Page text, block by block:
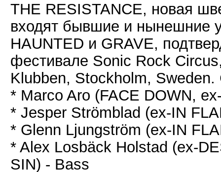
THE RESISTANCE, новая
входят бывшие и нынешние
HAUNTED и GRAVE,
фестивале Sonic Rock
Klubben, Stockholm,
* Marco Aro (FACE DOWN,
* Jesper Strömblad (ex-IN
* Glenn Ljungström (ex-IN
* Alex Losbäck Holstad (ex-
SIN) - Bass